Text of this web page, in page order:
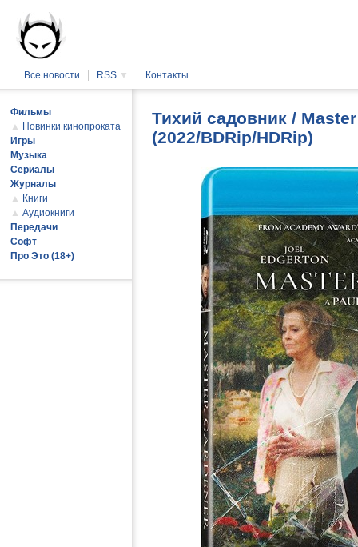
Все новости RSS ▼ Контакты
Тихий садовник /
(2022/BDRip/HDRip)
Фильмы
▲ Новинки кинопроката
Игры
Музыка
Сериалы
Журналы
▲ Книги
▲ Аудиокниги
Передачи
Софт
Про Это (18+)